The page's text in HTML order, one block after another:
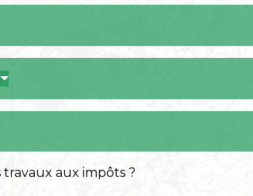
aux impôts ?